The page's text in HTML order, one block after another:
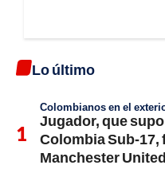
Lo último
Colombianos en el
Jugador, que
Colombia Sub-
Manchester United